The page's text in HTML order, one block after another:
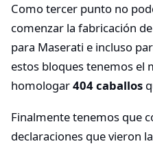
Como tercer punto no
comenzar la fabricación
para Maserati e incluso
estos bloques tenemos el
homologar404 caballos
Finalmente tenemos que
declaraciones que vieron